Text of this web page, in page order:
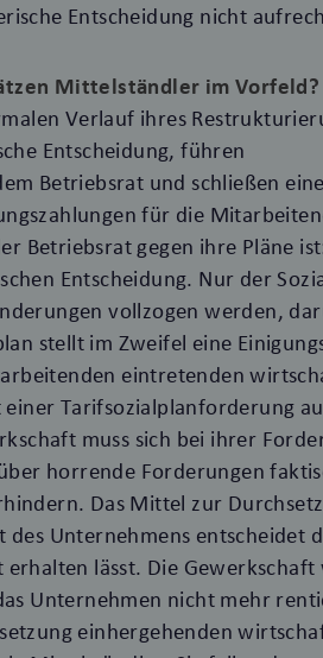
Entscheidung nicht
Mittelständler im Vorfeld?
Verlauf ihres
Entscheidung, führen
Betriebsrat und schließen
für die
Betriebsrat gegen ihre Pläne
Entscheidung. Nur der
vollzogen werden,
stellt im Zweifel eine
eintretenden
Tarifsozialplanforderung
muss sich bei ihrer
horrende Forderungen
Das Mittel zur
Unternehmens entscheidet
lässt. Die Gewerkschaft
Unternehmen nicht mehr
einhergehenden